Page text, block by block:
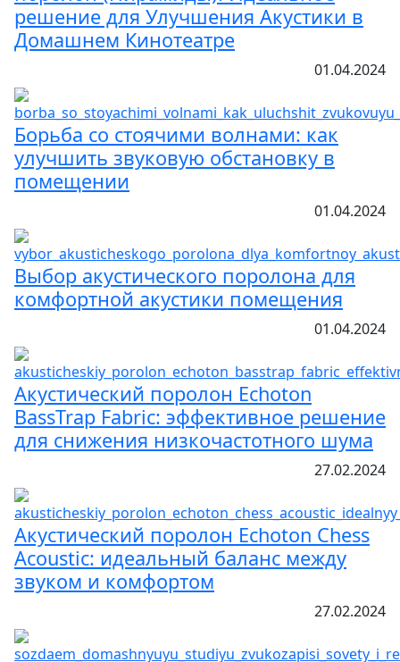
решение для Улучшения Акустики в
Домашнем Кинотеатре
01.04.2024
Борьба со стоячими волнами: как
улучшить звуковую обстановку в
помещении
01.04.2024
Выбор акустического поролона для
комфортной акустики помещения
01.04.2024
Акустический поролон Echoton
BassTrap Fabric: эффективное решение
для снижения низкочастотного шума
27.02.2024
Акустический поролон Echoton Chess
Acoustic: идеальный баланс между
звуком и комфортом
27.02.2024